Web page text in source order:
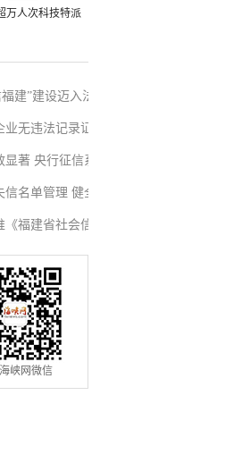
万人次科技特派
建”建设迈入法
无违法记录证
著 央行征信系
名单管理 健全
福建省社会信
峡网微信